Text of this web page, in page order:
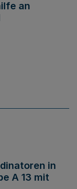
an
in
A 13 mit